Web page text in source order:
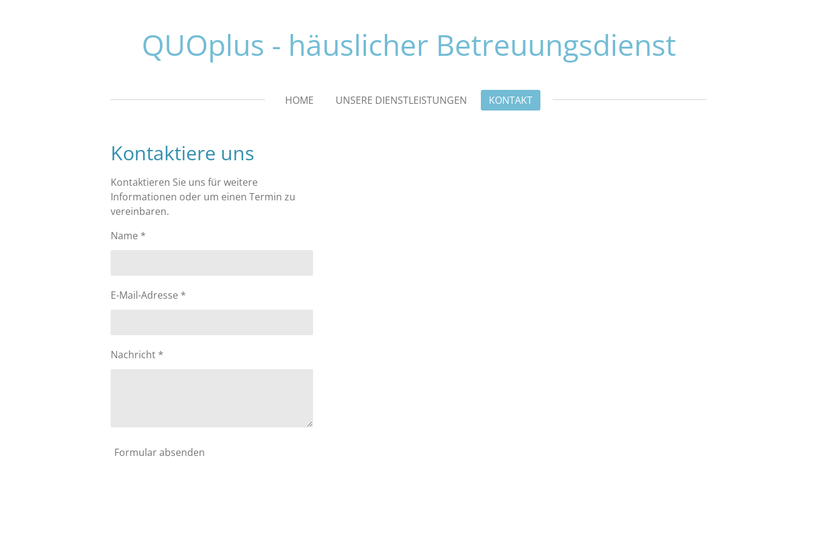
QUOplus - häuslicher Betreuungsdienst
HOME UNSERE DIENSTLEISTUNGEN KONTAKT
Kontaktiere uns
Kontaktieren Sie uns für weitere
Informationen oder um einen Termin zu
vereinbaren.
Name *
E-Mail-Adresse *
Nachricht *
Formular absenden